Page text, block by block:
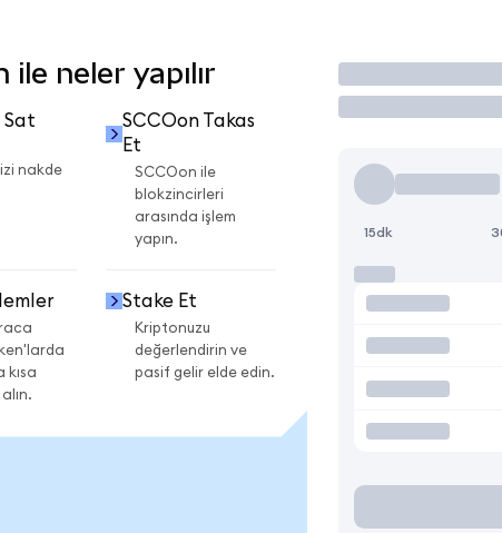
neler yapılır
Sat
nakde
SCCOon Takas
Et
SCCOon ile
blokzincirleri
arasında işlem
yapın.
kısa
Stake Et
Kriptonuzu
değerlendirin ve
pasif gelir elde edin.
İşlem Yap
15dk